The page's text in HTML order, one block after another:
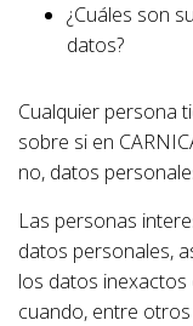
¿Cuáles son
datos?
Cualquier persona
sobre si en
no, datos
Las personas
datos personales,
los datos inexactos
cuando, entre